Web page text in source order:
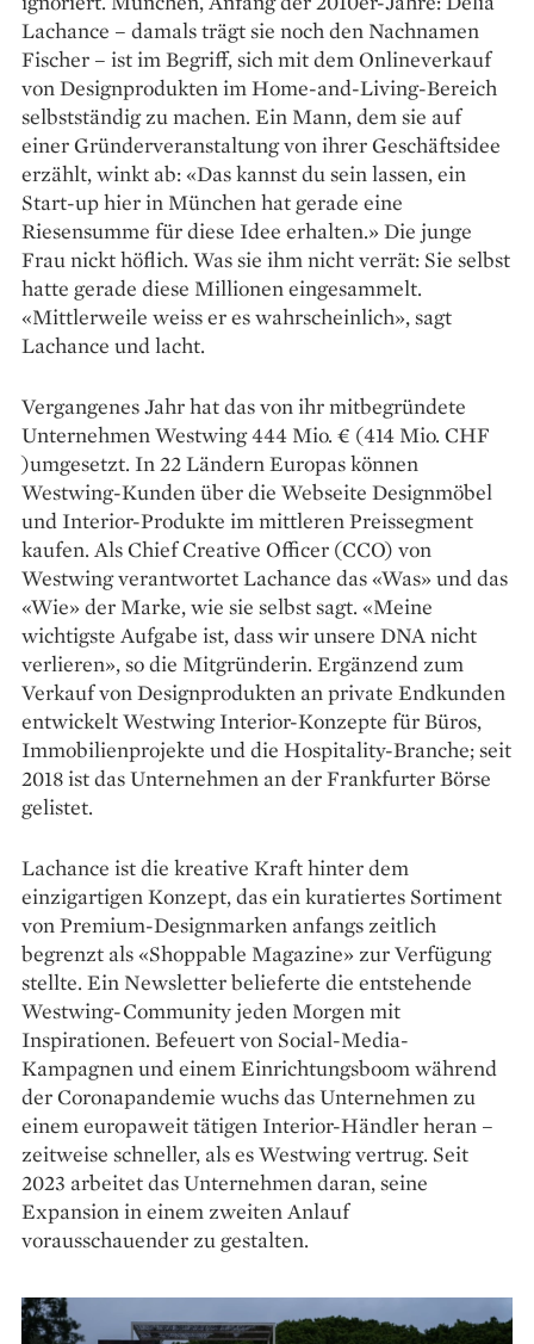
Lachance – damals trägt sie noch den Nachnamen
Fischer – ist im Begriff, sich mit dem Onlineverkauf
von Designprodukten im Home-and-Living-Bereich
selbstständig zu machen. Ein Mann, dem sie auf
einer Gründerveranstaltung von ihrer Geschäftsidee
erzählt, winkt ab: «Das kannst du sein lassen, ein
Start-up hier in München hat gerade eine
Riesensumme für diese Idee erhalten.» Die junge
Frau nickt höflich. Was sie ihm nicht verrät: Sie selbst
hatte gerade diese Millionen eingesammelt.
«Mittlerweile weiss er es wahrscheinlich», sagt
Lachance und lacht.
Vergangenes Jahr hat das von ihr mitbegründete
Unternehmen Westwing 444 Mio. € (414 Mio. CHF
)umgesetzt. In 22 Ländern Europas können
Westwing-Kunden über die Webseite Designmöbel
und Interior-Produkte im mittleren Preissegment
kaufen. Als Chief Creative Officer (CCO) von
Westwing verantwortet Lachance das «Was» und das
«Wie» der Marke, wie sie selbst sagt. «Meine
wichtigste Aufgabe ist, dass wir unsere DNA nicht
verlieren», so die Mitgründerin. Ergänzend zum
Verkauf von Designprodukten an private Endkunden
entwickelt Westwing Interior-Konzepte für Büros,
Immobilienprojekte und die Hospitality-Branche; seit
2018 ist das Unternehmen an der Frankfurter Börse
gelistet.
Lachance ist die kreative Kraft hinter dem
einzigartigen Konzept, das ein kuratiertes Sortiment
von Premium-Designmarken anfangs zeitlich
begrenzt als «Shoppable Magazine» zur Verfügung
stellte. Ein Newsletter belieferte die entstehende
Westwing-Community jeden Morgen mit
Inspirationen. Befeuert von Social-Media-
Kampagnen und einem Einrichtungsboom während
der Coronapandemie wuchs das Unternehmen zu
einem europaweit tätigen Interior-Händler heran –
zeitweise schneller, als es Westwing vertrug. Seit
2023 arbeitet das Unternehmen daran, seine
Expansion in einem zweiten Anlauf
vorausschauender zu gestalten.